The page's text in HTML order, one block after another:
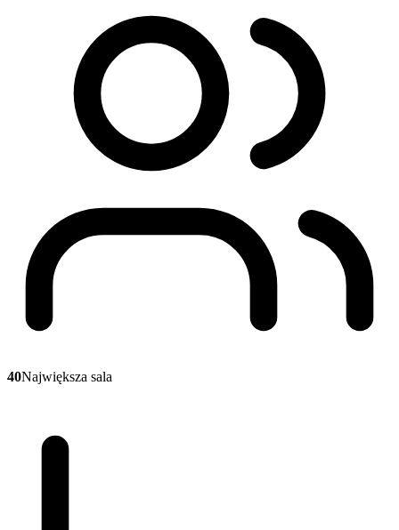
40Największa sala